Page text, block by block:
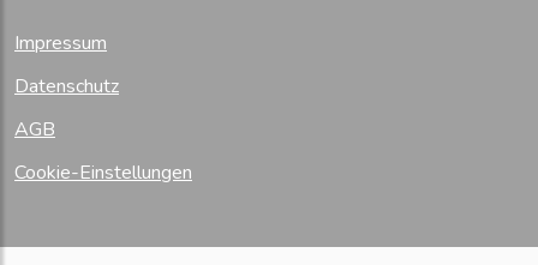
Impressum
Datenschutz
AGB
Cookie-Einstellungen